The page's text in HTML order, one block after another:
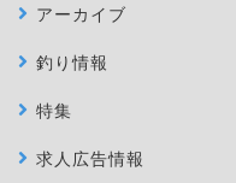
アーカイブ
釣り情報
特集
求人広告情報